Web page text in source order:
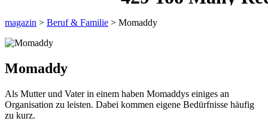
magazin > Beruf & Familie > Momaddy
Momaddy
Als Mutter und Vater in einem haben Momaddys einiges an
Organisation zu leisten. Dabei kommen eigene Bedürfnisse häufig
zu kurz.